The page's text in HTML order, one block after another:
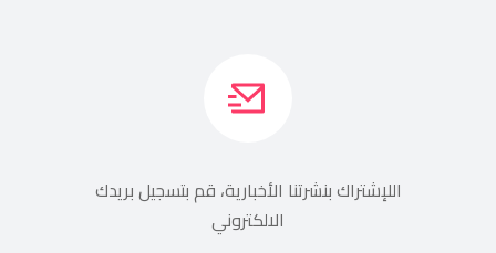
اللإشتراك بنشرتنا الأخبارية، قم بتسجيل بريدك
الالكتروني